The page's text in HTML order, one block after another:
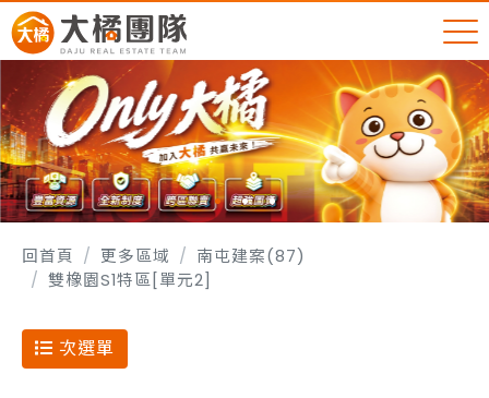
回首頁 更多區域
南屯建案(87)
雙橡園S1特區[單元2]
次選單